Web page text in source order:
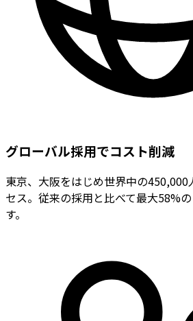
グローバル採用でコスト削減
東京、大阪をはじめ世界中の450,000
セス。従来の採用と比べて最大58%
す。